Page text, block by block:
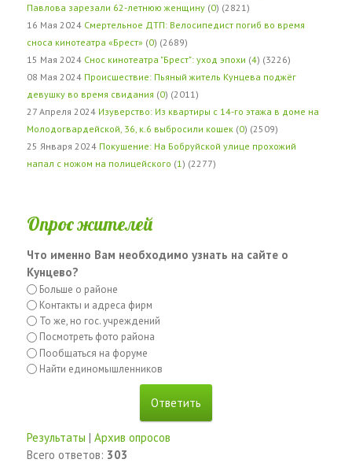
Павлова зарезали 62-летнюю женщину (0) (2821)
16 Мая 2024 Смертельное ДТП: Велосипедист погиб во время
сноса кинотеатра «Брест» (0) (2689)
15 Мая 2024 Снос кинотеатра "Брест": уход эпохи (4) (3226)
08 Мая 2024 Происшествие: Пьяный житель Кунцева поджёг
девушку во время свидания (0) (2011)
27 Апреля 2024 Изуверство: Из квартиры с 14-го этажа в доме на
Молодогвардейской, 36, к.6 выбросили кошек (0) (2509)
25 Января 2024 Покушение: На Бобруйской улице прохожий
напал с ножом на полицейского (1 ) (2277)
Опрос жителей
Что именно Вам необходимо узнать на сайте о
Кунцево?
Больше о районе
Контакты и адреса фирм
То же, но гос. учреждений
Посмотреть фото района
Пообщаться на форуме
Найти единомышленников
Результаты | Архив опросов
Всего ответов: 303